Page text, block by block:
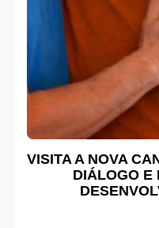
VISITA A NOVA
DIÁLOGO E